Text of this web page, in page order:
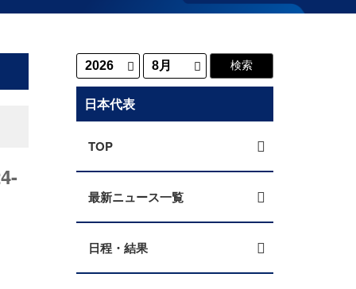
日本代表
TOP
最新ニュース一覧
日程・結果